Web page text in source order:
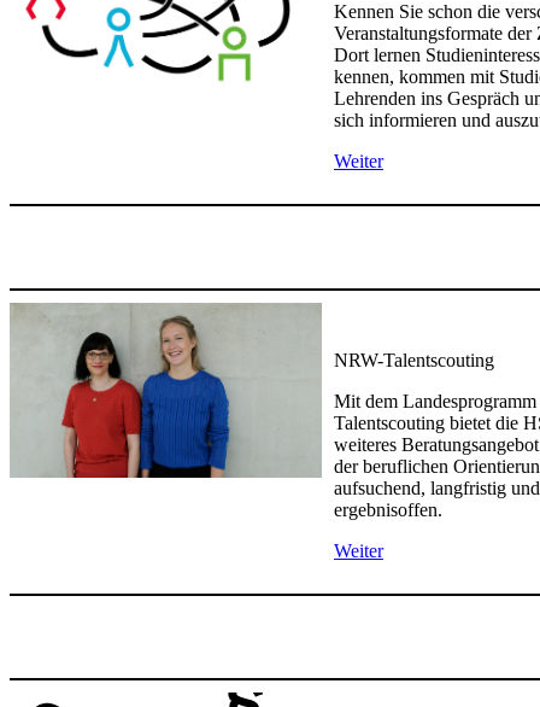
Kennen Sie schon die
Veranstaltungsformate der
Dort lernen
kennen, kommen mit
Lehrenden ins Gespräch
sich informieren und
Weiter
NRW-Talentscouting
Mit dem
Talentscouting bietet die
weiteres
der beruflichen
aufsuchend, langfristig und
ergebnisoffen. ​
W​eiter​